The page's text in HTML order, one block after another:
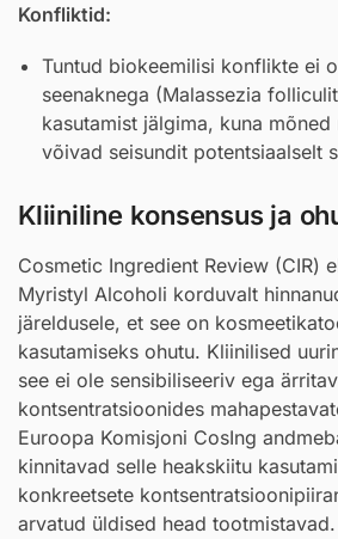
Konfliktid:
Tuntud biokeemilisi konflikte ei
seenaknega (Malassezia
kasutamist jälgima, kuna
võivad seisundit potentsiaalselt
Kliiniline konsensus ja
Cosmetic Ingredient Review (CIR)
Myristyl Alcoholi korduvalt
järeldusele, et see on
kasutamiseks ohutu. Kliinilised
see ei ole sensibiliseeriv ega
kontsentratsioonides
Euroopa Komisjoni CosIng
kinnitavad selle heakskiitu
konkreetsete
arvatud üldised head